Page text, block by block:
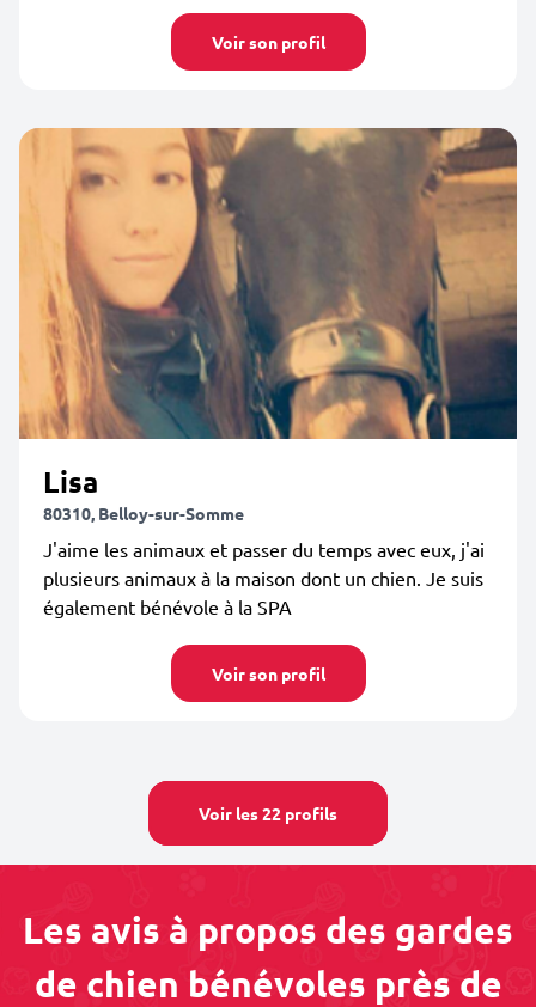
Voir son profil
Lisa
80310, Belloy-sur-Somme
J'aime les animaux et passer du temps avec eux, j'ai
plusieurs animaux à la maison dont un chien. Je suis
également bénévole à la SPA
Voir son profil
Voir les 22 profils
Les avis à propos des gardes
de chien bénévoles près de